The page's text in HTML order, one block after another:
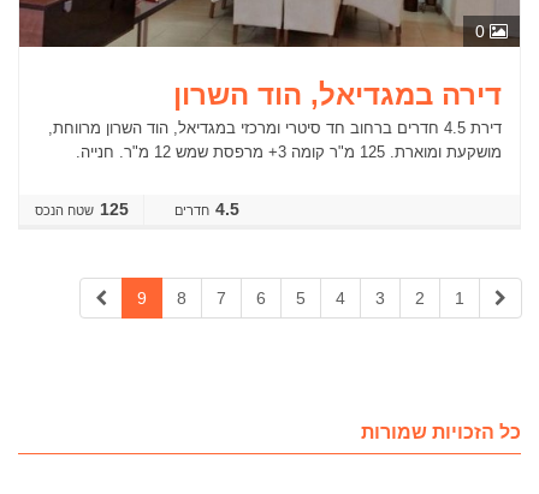
0
דירה במגדיאל, הוד השרון
דירת 4.5 חדרים ברחוב חד סיטרי ומרכזי במגדיאל, הוד השרון מרווחת,
מושקעת ומוארת. 125 מ"ר קומה 3+ מרפסת שמש 12 מ"ר. חנייה.
125 שטח הנכס 4.5 חדרים
1
2
3
4
5
6
7
8
9
כל הזכויות שמורות